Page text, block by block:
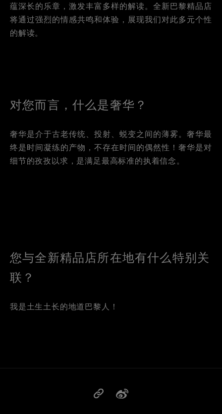
蕴深长的乐章，激发丰富多样的解读。全新巴黎精品店
将通过强烈的情感共鸣和体验，展现我们对此多元个性
的解读。
对您而言，什么是奢华？
奢华是介于古老传统、投射、蜕变之间的薄雾。奢华最
终是时间凝练的产物，不存在时间的偶然性！奢华是对
细节的孜孜以求，是满足最高标准的执着信念。
您与全新精品店所在地有什么特别关
联？
我是土生土长的地道巴黎人！